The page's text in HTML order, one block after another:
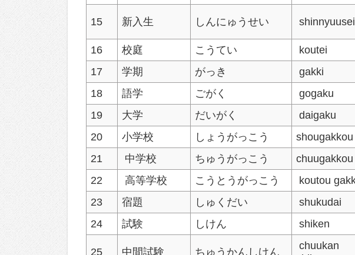
15 新入生 しんにゅうせい shinnyuusei
16
校庭 こうてい koutei
17
学期 がっき gakki
18
語学 ごがく gogaku
19
大学 だいがく daigaku
20
小学校 しょうがっこう shougakkou
21
中学校 ちゅうがっこう chuugakkou
22
高等学校 こうとうがっこう koutou
23
宿題 しゅくだい shukudai
24
試験 しけん shiken
25 中間試験 ちゅうかんしけん
chuukan